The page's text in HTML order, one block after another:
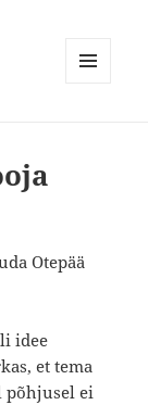
Otepää
idee
et tema
põhjusel ei